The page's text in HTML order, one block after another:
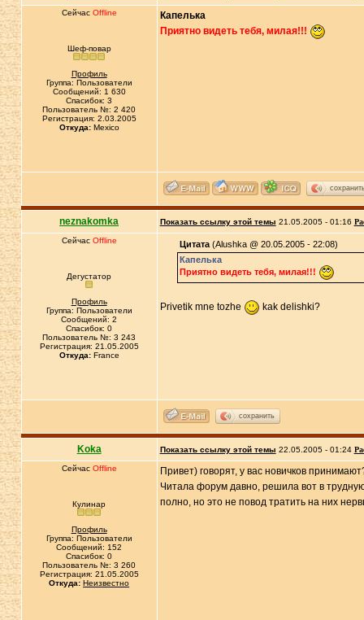
Сейчас Offline
Шеф-повар
Профиль
Группа: Пользователи
Сообщений: 1 630
Спасибок: 3
Пользователь №: 2 420
Регистрация: 2.03.2005
Откуда:Mexico
Капелька
Приятно видеть тебя, милая!!!
neznakomka Показать ссылку этой темы 21.05.2005 - 01:16
Сейчас Offline
Дегустатор
Профиль
Группа: Пользователи
Сообщений: 2
Спасибок: 0
Пользователь №: 3 243
Регистрация: 21.05.2005
Откуда:France
Цитата(Alushka @ 20.05.2005 - 22:08)
Капелька
Приятно видеть тебя, милая!!!
Privetik mne tozhe kak delishki?
сохранить
Koka Показать ссылку этой темы 22.05.2005 - 01:24
Сейчас Offline
Кулинар
Профиль
Группа: Пользователи
Сообщений: 152
Спасибок: 0
Пользователь №: 3 260
Регистрация: 21.05.2005
Откуда: Неизвестно
Привет) говорят, у вас новичков
Читала форум давно, решила вот в
полно, но это не повод тратить на них